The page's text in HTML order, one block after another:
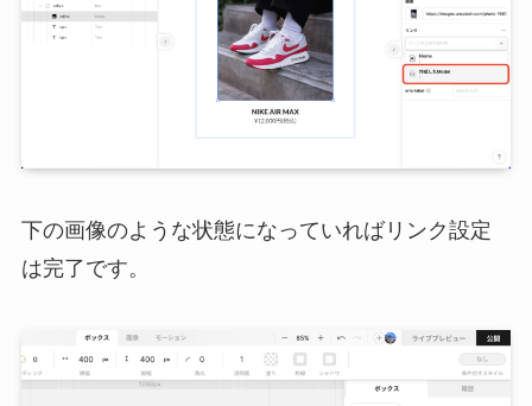
下の画像のような状態になっていればリンク設定
は完了です。